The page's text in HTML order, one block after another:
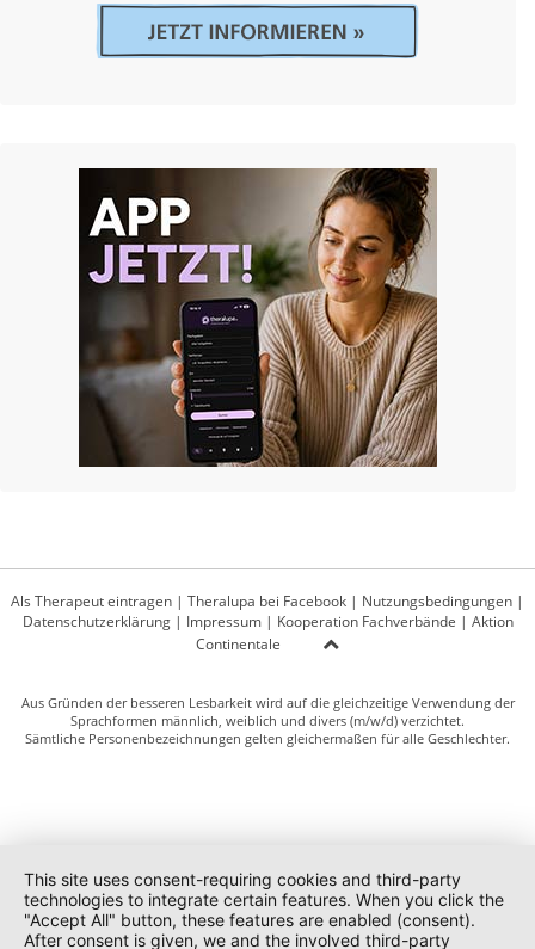
Als Therapeut eintragen | Theralupa bei Facebook | Nutzungsbedingungen |
Datenschutzerklärung| Impressum| Kooperation Fachverbände | Aktion
Continentale
Aus Gründen der besseren Lesbarkeit wird auf die gleichzeitige Verwendung der
Sprachformen männlich, weiblich und divers (m/w/d) verzichtet.
Sämtliche Personenbezeichnungen gelten gleichermaßen für alle Geschlechter.
This site uses consent-requiring cookies and third-party
technologies to integrate certain features. When you click the
"Accept All" button, these features are enabled (consent).
After consent is given, we and the involved third-party